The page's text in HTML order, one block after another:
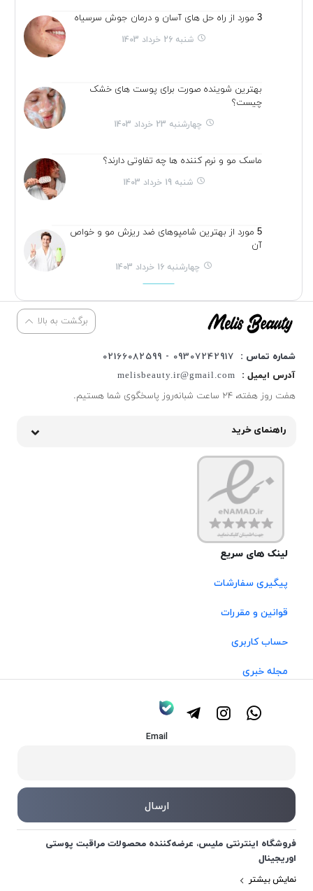
3 مورد از راه حل های آسان و درمان جوش سرسیاه
شنبه 26 خرداد 1403
بهترین شوینده صورت برای پوست های خشک
چیست؟
چهارشنبه 23 خرداد 1403
ماسک مو و نرم کننده ها چه تفاوتی دارند؟
شنبه 19 خرداد 1403
5 مورد از بهترین شامپوهای ضد ریزش مو و خواص
آن
چهارشنبه 16 خرداد 1403
برگشت به بالا
شماره تماس :
09307242917 - 02166082599
آدرس ایمیل :
melisbeauty.ir@gmail.com
هفت روز هفته، ۲۴ ساعت شبانه‌روز پاسخگوی شما هستیم.
راهنمای خرید
لینک های سریع
پیگیری سفارشات
قوانین و مقررات
حساب کاربری
مجله خبری
Email
فروشگاه اینترنتی ملیس، عرضه‌کننده محصولات مراقبت پوستی
اوریجینال
نمایش بیشتر